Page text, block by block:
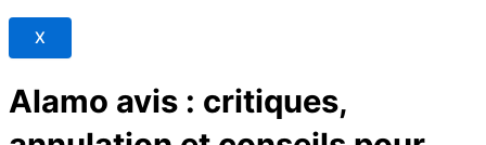
X
Alamo avis : critiques,